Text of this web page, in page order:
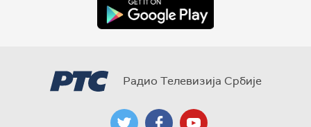
Радио Телевизија Србије